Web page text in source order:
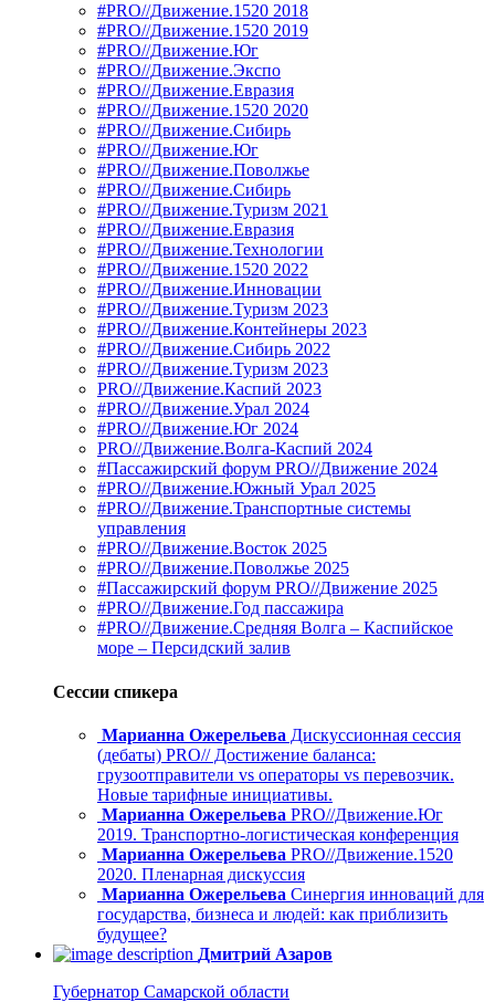
#PRO//Движение.1520 2018
#PRO//Движение.1520 2019
#PRO//Движение.Юг
#PRO//Движение.Экспо
#PRO//Движение.Евразия
#PRO//Движение.1520 2020
#PRO//Движение.Сибирь
#PRO//Движение.Юг
#PRO//Движение.Поволжье
#PRO//Движение.Сибирь
#PRO//Движение.Туризм 2021
#PRO//Движение.Евразия
#PRO//Движение.Технологии
#PRO//Движение.1520 2022
#PRO//Движение.Инновации
#PRO//Движение.Туризм 2023
#PRO//Движение.Контейнеры 2023
#PRO//Движение.Сибирь 2022
#PRO//Движение.Туризм 2023
PRO//Движение.Каспий 2023
#PRO//Движение.Урал 2024
#PRO//Движение.Юг 2024
PRO//Движение.Волга-Каспий 2024
#Пассажирский форум PRO//Движение 2024
#PRO//Движение.Южный Урал 2025
#PRO//Движение.Транспортные системы
управления
#PRO//Движение.Восток 2025
#PRO//Движение.Поволжье 2025
#Пассажирский форум PRO//Движение 2025
#PRO//Движение.Год пассажира
#PRO//Движение.Средняя Волга – Каспийское
море – Персидский залив
Сессии спикера
Марианна Ожерельева Дискуссионная сессия
(дебаты) PRO// Достижение баланса:
грузоотправители vs операторы vs перевозчик.
Новые тарифные инициативы.
Марианна Ожерельева PRO//Движение.Юг
2019. Транспортно-логистическая конференция
Марианна Ожерельева PRO//Движение.1520
2020. Пленарная дискуссия
Марианна Ожерельева Синергия инноваций для
государства, бизнеса и людей: как приблизить
будущее?
Дмитрий Азаров
Губернатор Самарской области